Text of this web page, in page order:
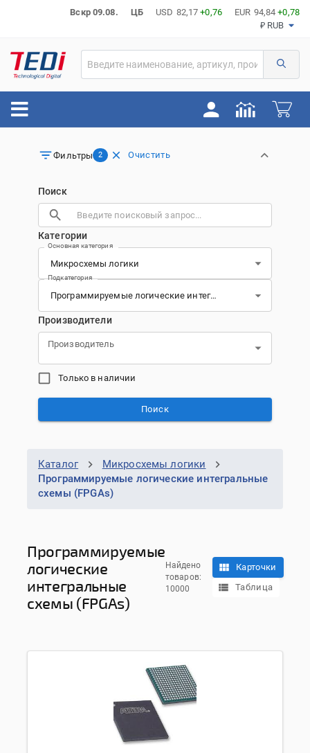
Вскр 09.08. ЦБ USD 82,17 +0,76 EUR 94,84 +0,78
₽ RUB
Фильтры 2 Очистить
Поиск
Категории
Основная категория
Подкатегория
Производители
Производитель
Только в наличии
Поиск
Каталог
Микросхемы логики
Программируемые логические интегральные
схемы (FPGAs)
Программируемые
логические
интегральные
схемы (FPGAs)
Найдено
товаров:
10000
Карточки
Таблица